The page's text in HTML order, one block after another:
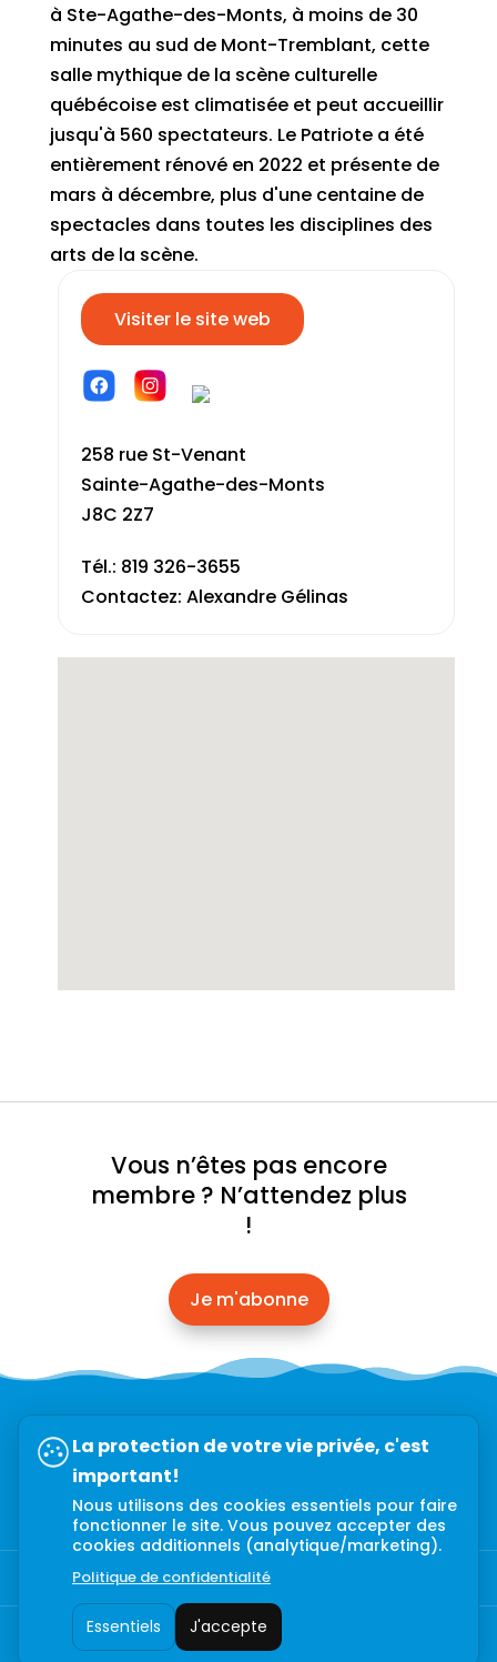
à Ste-Agathe-des-Monts, à moins de 30
minutes au sud de Mont-Tremblant, cette
salle mythique de la scène culturelle
québécoise est climatisée et peut accueillir
jusqu'à 560 spectateurs. Le Patriote a été
entièrement rénové en 2022 et présente de
mars à décembre, plus d'une centaine de
spectacles dans toutes les disciplines des
arts de la scène.
Visiter le site web
258 rue St-Venant
Sainte-Agathe-des-Monts
J8C 2Z7
Tél.: 819 326-3655
Contactez: Alexandre Gélinas
Vous n’êtes pas encore
membre ? N’attendez plus
!
Je m'abonne
Abonnez-vous à l’infolettre →
Politique de confidentialité
Copyright © 2022-2023 – CCGMT – Tous droits réservés
La protection de votre vie privée, c'est
important!
Nous utilisons des cookies essentiels pour faire
fonctionner le site. Vous pouvez accepter des
cookies additionnels (analytique/marketing).
Politique de confidentialité
Essentiels J'accepte